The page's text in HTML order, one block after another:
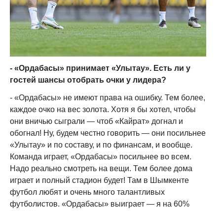
- «Ордабасы» принимает «Улытау». Есть ли у
гостей шансы отобрать очки у лидера?
- «Ордабасы» не имеют права на ошибку. Тем более,
каждое очко на вес золота. Хотя я бы хотел, чтобы
они вничью сыграли — чтоб «Кайрат» догнал и
обогнал! Ну, будем честно говорить — они посильнее
«Улытау» и по составу, и по финансам, и вообще.
Команда играет, «Ордабасы» посильнее во всем.
Надо реально смотреть на вещи. Тем более дома
играет и полный стадион будет! Там в Шымкенте
футбол любят и очень много талантливых
футболистов. «Ордабасы» выиграет — я на 60%